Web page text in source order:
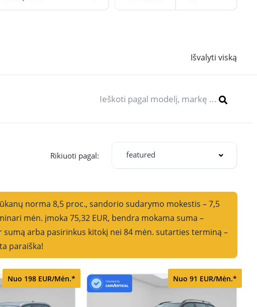
Išvalyti viską
pagal: featured
norma 8,5 proc., sandorio sudarymo mokestis – 7,5
mėn. įmoka 75,32 EUR, bendra mokama suma –
arba pasirinkus kitokį nei 84 mėn. sutarties terminą –
paraiška!
Nuo 198 EUR/Mėn.* Nuo 91 EUR/Mėn.*